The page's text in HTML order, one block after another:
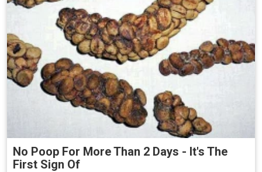
No Poop For More Than 2 Days - It's The
First Sign Of